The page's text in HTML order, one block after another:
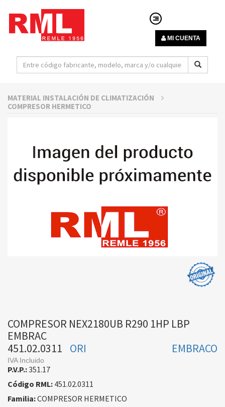
MI CUENTA
MATERIAL INSTALACIÓN DE CLIMATIZACIÓN
COMPRESOR HERMETICO
COMPRESOR NEX2180UB R290 1HP LBP
EMBRAC
451.02.0311
EMBRACO
ORI
IVA Incluido
P.V.P.:351.17
Código RML: 451.02.0311
Familia:COMPRESOR HERMETICO